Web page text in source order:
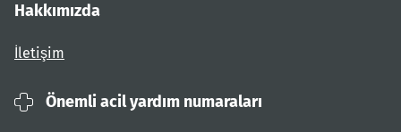
Hakkımızda
İletişim
Önemli acil yardım numaraları